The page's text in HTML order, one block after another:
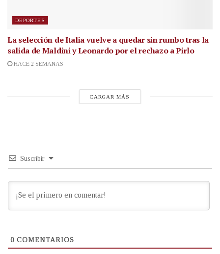
DEPORTES
La selección de Italia vuelve a quedar sin rumbo tras la
salida de Maldini y Leonardo por el rechazo a Pirlo
HACE 2 SEMANAS
CARGAR MÁS
Suscribir
0 COMENTARIOS